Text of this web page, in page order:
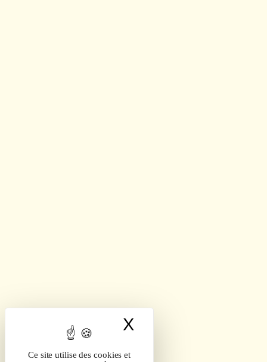
Ce site utilise des cookies et
X